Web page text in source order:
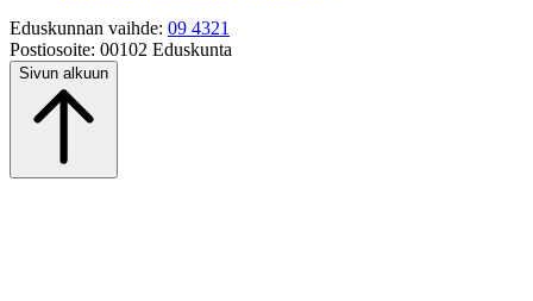
Eduskunnan vaihde: 09 4321
Postiosoite: 00102 Eduskunta
Sivun alkuun